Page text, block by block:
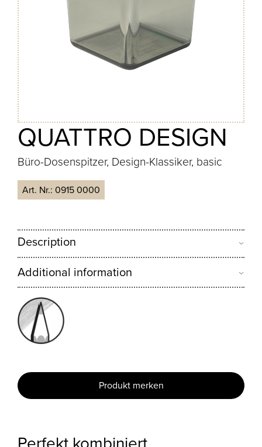
QUATTRO DESIGN
Büro-Dosenspitzer, Design-Klassiker, basic
Art. Nr.:0915 0000
Description
Additional information
Produkt merken